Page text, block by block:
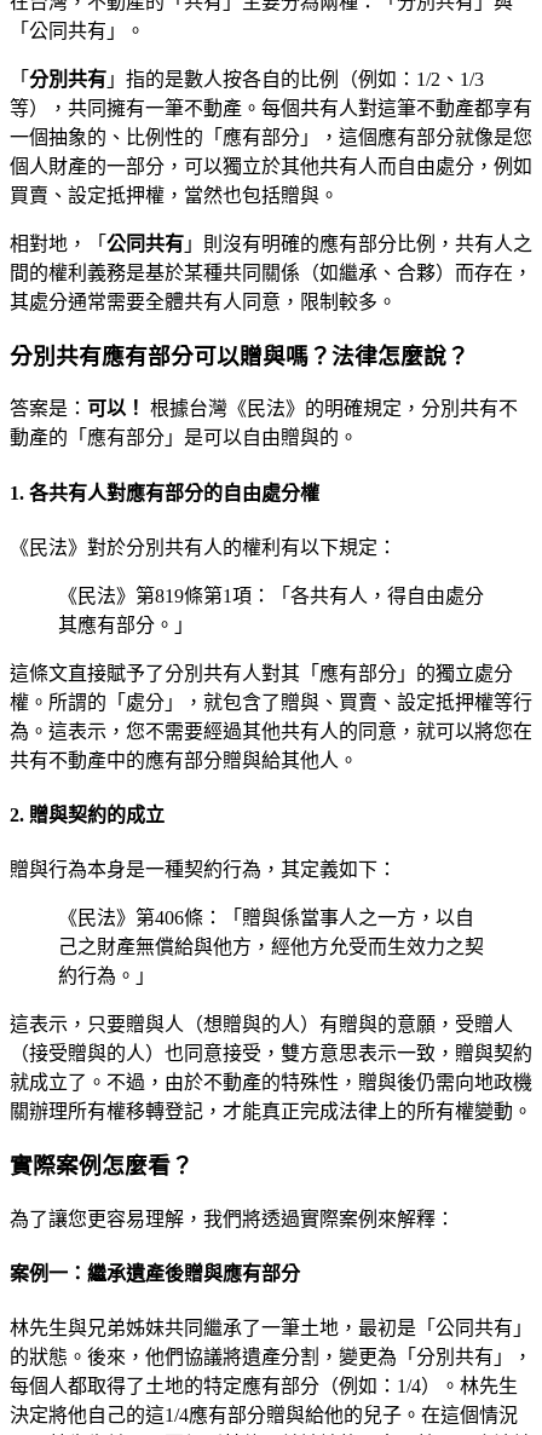
「公同共有」。
「 分別共有 」指的是數人按各自的比例（例如：1/2、1/3
等），共同擁有一筆不動產。每個共有人對這筆不動產都享有
一個抽象的、比例性的「應有部分」，這個應有部分就像是您
個人財產的一部分，可以獨立於其他共有人而自由處分，例如
買賣、設定抵押權，當然也包括贈與。
相對地，「 公同共有 」則沒有明確的應有部分比例，共有人之
間的權利義務是基於某種共同關係（如繼承、合夥）而存在，
其處分通常需要全體共有人同意，限制較多。
分別共有應有部分可以贈與嗎？法律怎麼說？
答案是： 可以！ 根據台灣《民法》的明確規定，分別共有不
動產的「應有部分」是可以自由贈與的。
1. 各共有人對應有部分的自由處分權
《民法》對於分別共有人的權利有以下規定：
《民法》第819條第1項：「各共有人，得自由處分
其應有部分。」
這條文直接賦予了分別共有人對其「應有部分」的獨立處分
權。所謂的「處分」，就包含了贈與、買賣、設定抵押權等行
為。這表示，您不需要經過其他共有人的同意，就可以將您在
共有不動產中的應有部分贈與給其他人。
2. 贈與契約的成立
贈與行為本身是一種契約行為，其定義如下：
《民法》第406條：「贈與係當事人之一方，以自
己之財產無償給與他方，經他方允受而生效力之契
約行為。」
這表示，只要贈與人（想贈與的人）有贈與的意願，受贈人
（接受贈與的人）也同意接受，雙方意思表示一致，贈與契約
就成立了。不過，由於不動產的特殊性，贈與後仍需向地政機
關辦理所有權移轉登記，才能真正完成法律上的所有權變動。
實際案例怎麼看？
為了讓您更容易理解，我們將透過實際案例來解釋：
案例一：繼承遺產後贈與應有部分
林先生與兄弟姊妹共同繼承了一筆土地，最初是「公同共有」
的狀態。後來，他們協議將遺產分割，變更為「分別共有」，
每個人都取得了土地的特定應有部分（例如：1/4）。林先生
決定將他自己的這1/4應有部分贈與給他的兒子。在這個情況